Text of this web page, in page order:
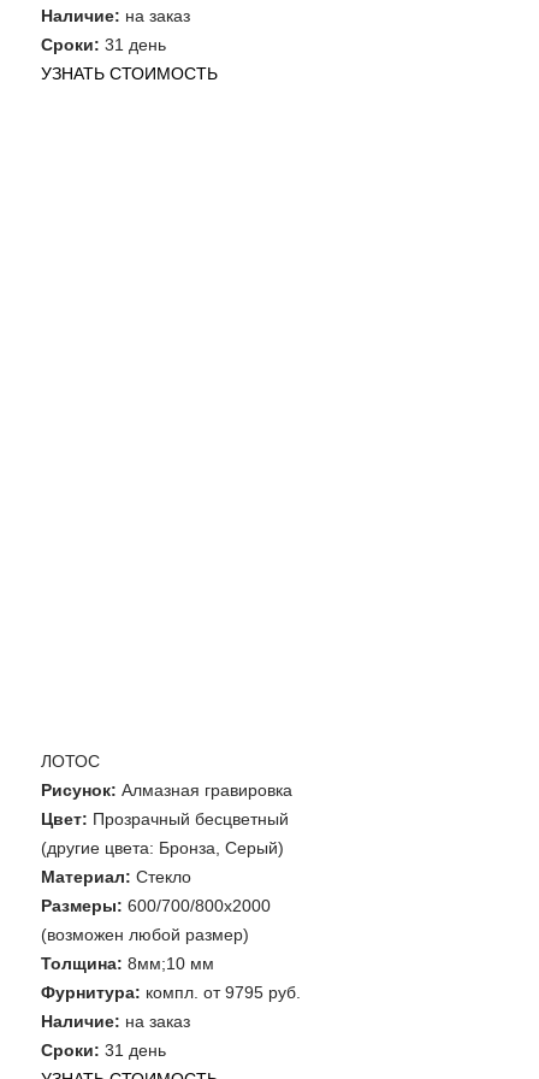
Наличие: на заказ
Сроки: 31 день
УЗНАТЬ СТОИМОСТЬ
ЛОТОС
Рисунок: Алмазная гравировка
Цвет: Прозрачный бесцветный
(другие цвета: Бронза, Серый)
Материал: Стекло
Размеры: 600/700/800х2000
(возможен любой размер)
Толщина: 8мм;10 мм
Фурнитура: компл. от 9795 руб.
Наличие: на заказ
Сроки: 31 день